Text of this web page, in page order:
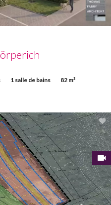
1 salle de bains 82 m²